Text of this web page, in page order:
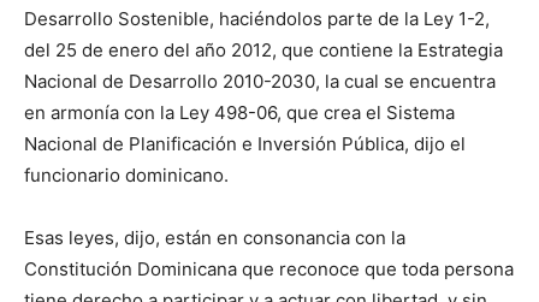
Desarrollo Sostenible, haciéndolos parte de la Ley 1-2,
del 25 de enero del año 2012, que contiene la Estrategia
Nacional de Desarrollo 2010-2030, la cual se encuentra
en armonía con la Ley 498-06, que crea el Sistema
Nacional de Planificación e Inversión Pública, dijo el
funcionario dominicano.
Esas leyes, dijo, están en consonancia con la
Constitución Dominicana que reconoce que toda persona